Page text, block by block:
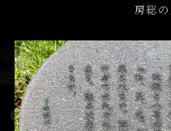
房総